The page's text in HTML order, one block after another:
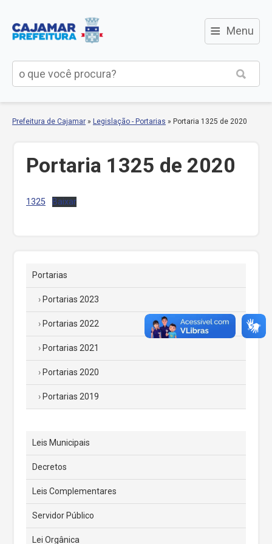
≡ Menu
Prefeitura de Cajamar » Legislação - Portarias » Portaria 1325 de 2020
Portaria 1325 de 2020
1325 Baixar
Portarias
Portarias 2023
Portarias 2022
Portarias 2021
Portarias 2020
Portarias 2019
Leis Municipais
Decretos
Leis Complementares
Servidor Público
Lei Orgânica